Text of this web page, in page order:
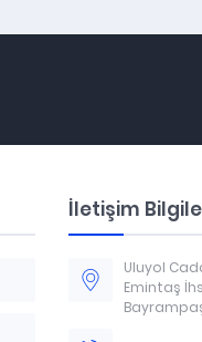
İletişim
Uluyol
Emintaş